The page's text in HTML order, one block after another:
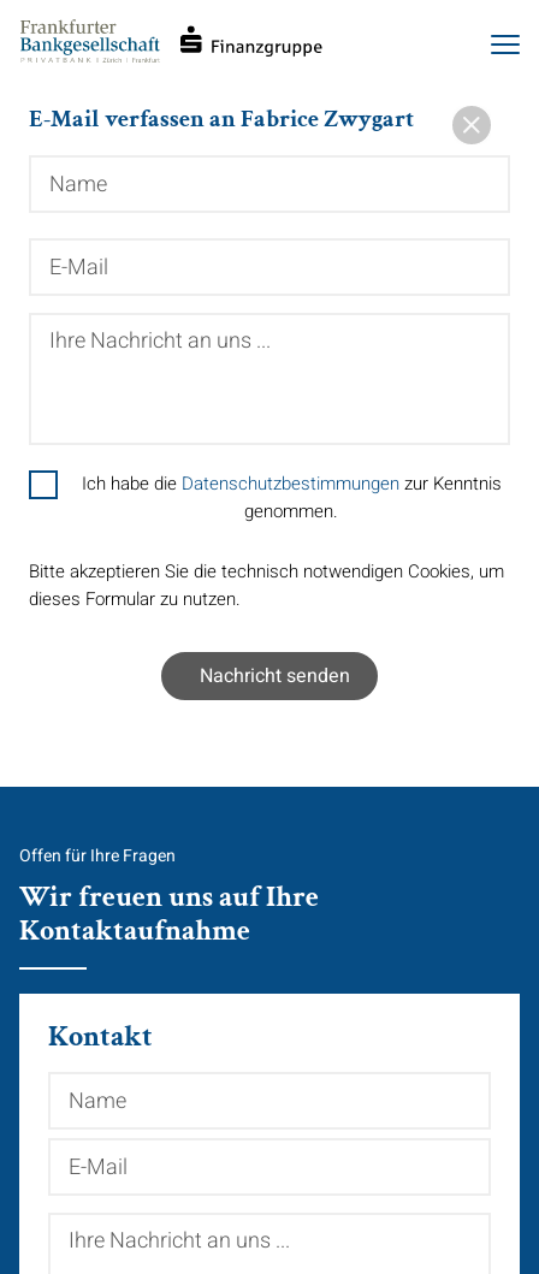
zum
Inhalt
E-Mail verfassen an Fabrice Zwygart
Mail
Nachricht
Ich habe die Datenschutzbestimmungenzur Kenntnis
genommen.
Bitte akzeptieren Sie die technisch notwendigen Cookies, um
dieses Formular zu nutzen.
Offen für Ihre Fragen
Wir freuen uns auf Ihre
Kontaktaufnahme
Kontakt
Mail
Nachricht